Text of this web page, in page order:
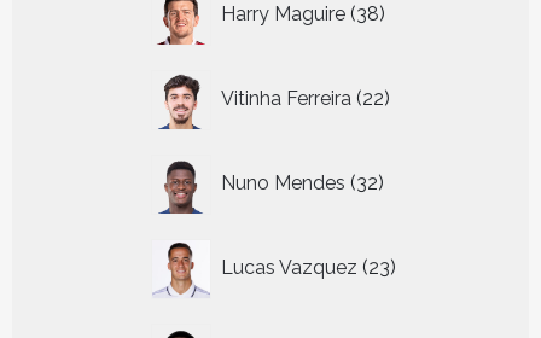
Harry Maguire 38
producten
Vitinha Ferreira 22
producten
Nuno Mendes 32
producten
Lucas Vazquez 23
producten